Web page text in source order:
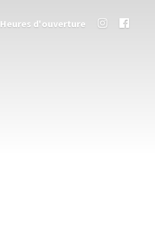
Heures d'ouverture